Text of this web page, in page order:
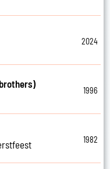
2024
1996
1982